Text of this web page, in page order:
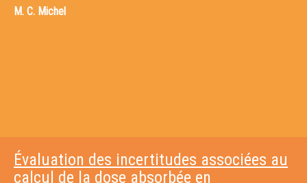
M. C. Michel
Évaluation des incertitudes associées au
calcul de la dose absorbée en